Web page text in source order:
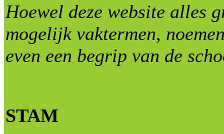
Hoewel deze website alles
mogelijk vaktermen,
even een begrip van de
STAM